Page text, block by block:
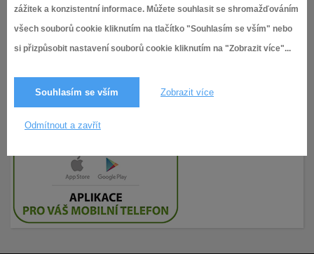
zážitek a konzistentní informace. Můžete souhlasit se shromažďováním
všech souborů cookie kliknutím na tlačítko "Souhlasím se vším" nebo
si přizpůsobit nastavení souborů cookie kliknutím na "Zobrazit více"...
Souhlasím se vším Zobrazit více
Odmítnout a zavřít